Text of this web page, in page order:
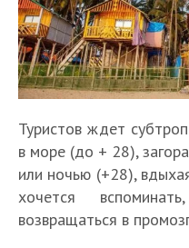
Туристов ждет
в море (до + 28),
или ночью (+28),
хочется
возвращаться в